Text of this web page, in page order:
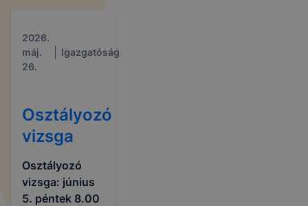
2026.
máj.
26.
Igazgatóság
Osztályozó
vizsga
Osztályozó
vizsga: június
5. péntek 8.00